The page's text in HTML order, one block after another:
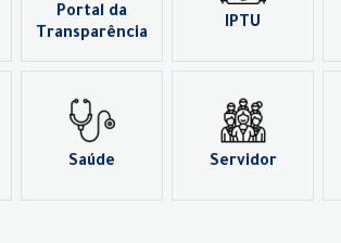
Portal da
Transparência
IPTU
Saúde Servidor